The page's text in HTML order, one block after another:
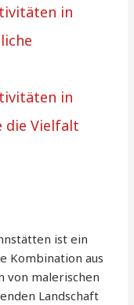
in
in
die Vielfalt
ist ein
Kombination aus
von malerischen
Landschaft